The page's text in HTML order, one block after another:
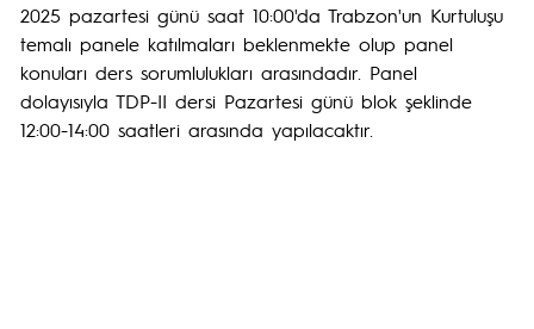
2025 pazartesi günü saat 10:00'da Trabzon'un Kurtuluşu
temalı panele katılmaları beklenmekte olup panel
konuları ders sorumlulukları arasındadır. Panel
dolayısıyla TDP-II dersi Pazartesi günü blok şeklinde
12:00-14:00 saatleri arasında yapılacaktır.